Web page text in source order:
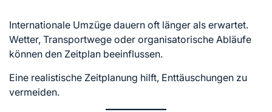
Internationale Umzüge dauern oft länger als erwartet.
Wetter, Transportwege oder organisatorische Abläufe
können den Zeitplan beeinflussen.
Eine realistische Zeitplanung hilft, Enttäuschungen zu
vermeiden.